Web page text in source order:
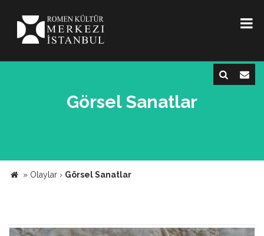
Görsel Sanatlar
» Olaylar › Görsel Sanatlar